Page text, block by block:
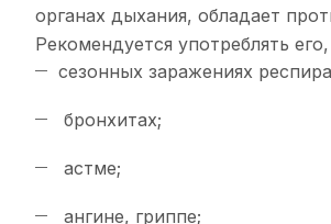
органах дыхания, обладает
Рекомендуется употреблять
сезонных заражениях
бронхитах;
астме;
ангине, гриппе;